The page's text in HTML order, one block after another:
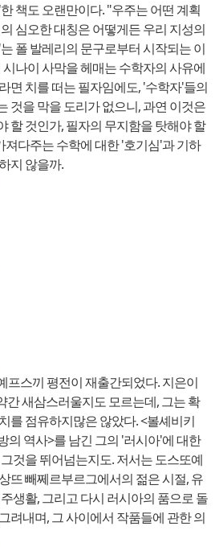
책도 오랜만이다. "우주는 어떤 계획
심오한 대칭은 어떻게든 우리 지성의
폴 발레리의 문구로부터 시작되는 이
나이 사막을 헤매는 수학자의 사유에
면 치를 떠는 필자임에도, '수학자'들의
것을 막을 도리가 없으니, 과연 이것은
할 것인가, 필자의 무지함을 탓해야 할
져다주는 수학에 대한 '호기심'과 기하
지 않을까.
프스끼 평전이 재출간되었다. 지은이
간 새삼스러울지도 모르는데, 그는 확
를 점유하지많은 않았다. <볼셰비키
의 역사>를 남긴 그의 '러시아'에 대한
것을 뛰어넘는지도. 저서는 도스또예
뜨 빼쩨르부르그에서의 젊은 시절, 유
생활, 그리고 다시 러시아의 품으로 돌
려내며, 그 사이에서 작품들에 관한 의